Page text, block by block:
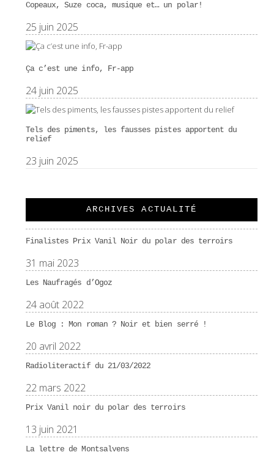
Copeaux, Suze coca, musique et… un polar!
25 juin 2025
Ça c’est une info, Fr-app
24 juin 2025
Tels des piments, les fausses pistes apportent du
relief
23 juin 2025
ARCHIVES ACTUALITÉ
Finalistes Prix Vanil Noir du polar des terroirs
31 mai 2023
Les Naufragés d’Ogoz
24 août 2022
Le Blog : Mon roman ? Noir et bien serré !
20 avril 2022
Radioliteractif du 21/03/2022
22 mars 2022
Prix Vanil noir du polar des terroirs
13 juin 2021
La lettre de Montsalvens